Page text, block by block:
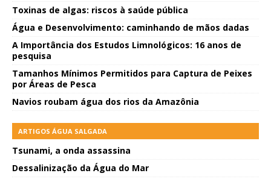
Toxinas de algas: riscos à saúde pública
Água e Desenvolvimento: caminhando de mãos dadas
A Importância dos Estudos Limnológicos: 16 anos de
pesquisa
Tamanhos Mínimos Permitidos para Captura de Peixes
por Áreas de Pesca
Navios roubam água dos rios da Amazônia
ARTIGOS ÁGUA SALGADA
Tsunami, a onda assassina
Dessalinização da Água do Mar